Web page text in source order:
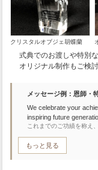
クリスタルオブジェ胡蝶蘭
式典でのお渡しや特別
オリジナル制作もご検
メッセージ例：恩師・
We celebrate your
inspiring future
これまでのご功績を称え
もっと見る